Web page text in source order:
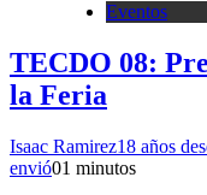
Eventos
TECDO 08:
la Feria
Isaac Ramirez18 años
envió01 minutos